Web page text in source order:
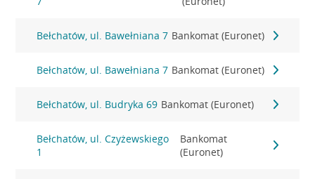
Bełchatów, ul. Bawełniana 7 Bankomat (Euronet)
Bełchatów, ul. Bawełniana 7 Bankomat (Euronet)
Bełchatów, ul. Budryka 69 Bankomat (Euronet)
Bełchatów, ul. Czyżewskiego
1
Bankomat
(Euronet)